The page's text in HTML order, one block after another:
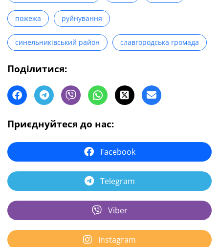
пожежа руйнування
синельниківський район славгородська громада
Поділитися:
Приєднуйтеся до нас:
Facebook
Telegram
Viber
Instagram